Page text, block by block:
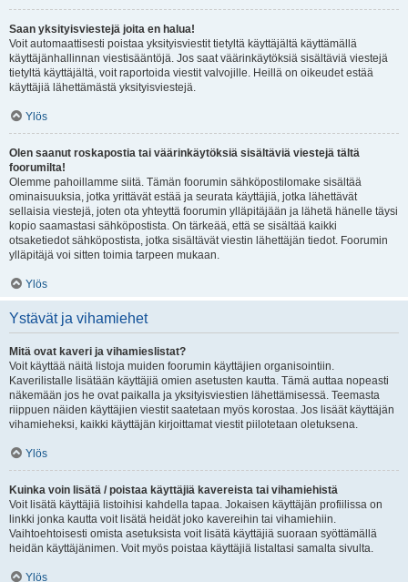
Saan yksityisviestejä joita en halua!
Voit automaattisesti poistaa yksityisviestit tietyltä käyttäjältä käyttämällä
käyttäjänhallinnan viestisääntöjä. Jos saat väärinkäytöksiä sisältäviä viestejä
tietyltä käyttäjältä, voit raportoida viestit valvojille. Heillä on oikeudet estää
käyttäjiä lähettämästä yksityisviestejä.
Ylös
Olen saanut roskapostia tai väärinkäytöksiä sisältäviä viestejä tältä
foorumilta!
Olemme pahoillamme siitä. Tämän foorumin sähköpostilomake sisältää
ominaisuuksia, jotka yrittävät estää ja seurata käyttäjiä, jotka lähettävät
sellaisia viestejä, joten ota yhteyttä foorumin ylläpitäjään ja lähetä hänelle täysi
kopio saamastasi sähköpostista. On tärkeää, että se sisältää kaikki
otsaketiedot sähköpostista, jotka sisältävät viestin lähettäjän tiedot. Foorumin
ylläpitäjä voi sitten toimia tarpeen mukaan.
Ylös
Ystävät ja vihamiehet
Mitä ovat kaveri ja vihamieslistat?
Voit käyttää näitä listoja muiden foorumin käyttäjien organisointiin.
Kaverilistalle lisätään käyttäjiä omien asetusten kautta. Tämä auttaa nopeasti
näkemään jos he ovat paikalla ja yksityisviestien lähettämisessä. Teemasta
riippuen näiden käyttäjien viestit saatetaan myös korostaa. Jos lisäät käyttäjän
vihamieheksi, kaikki käyttäjän kirjoittamat viestit piilotetaan oletuksena.
Ylös
Kuinka voin lisätä / poistaa käyttäjiä kavereista tai vihamiehistä
Voit lisätä käyttäjiä listoihisi kahdella tapaa. Jokaisen käyttäjän profiilissa on
linkki jonka kautta voit lisätä heidät joko kavereihin tai vihamiehiin.
Vaihtoehtoisesti omista asetuksista voit lisätä käyttäjiä suoraan syöttämällä
heidän käyttäjänimen. Voit myös poistaa käyttäjiä listaltasi samalta sivulta.
Ylös